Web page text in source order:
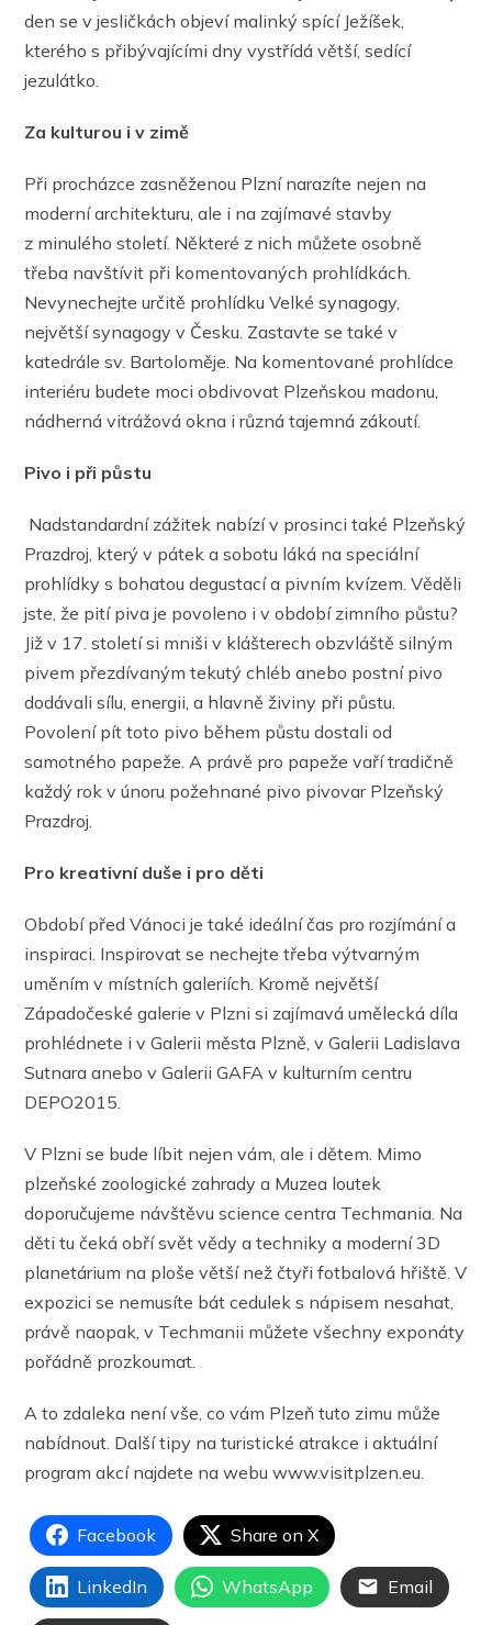
den se v jesličkách objeví malinký spící Ježíšek,
kterého s přibývajícími dny vystřídá větší, sedící
jezulátko.
Za kulturou i v zimě
Při procházce zasněženou Plzní narazíte nejen na
moderní architekturu, ale i na zajímavé stavby
z minulého století. Některé z nich můžete osobně
třeba navštívit při komentovaných prohlídkách.
Nevynechejte určitě prohlídku Velké synagogy,
největší synagogy v Česku. Zastavte se také v
katedrále sv. Bartoloměje. Na komentované prohlídce
interiéru budete moci obdivovat Plzeňskou madonu,
nádherná vitrážová okna i různá tajemná zákoutí.
Pivo i při půstu
Nadstandardní zážitek nabízí v prosinci také Plzeňský
Prazdroj, který v pátek a sobotu láká na speciální
prohlídky s bohatou degustací a pivním kvízem. Věděli
jste, že pití piva je povoleno i v období zimního půstu?
Již v 17. století si mniši v klášterech obzvláště silným
pivem přezdívaným tekutý chléb anebo postní pivo
dodávali sílu, energii, a hlavně živiny při půstu.
Povolení pít toto pivo během půstu dostali od
samotného papeže. A právě pro papeže vaří tradičně
každý rok v únoru požehnané pivo pivovar Plzeňský
Prazdroj.
Pro kreativní duše i pro děti
Období před Vánoci je také ideální čas pro rozjímání a
inspiraci. Inspirovat se nechejte třeba výtvarným
uměním v místních galeriích. Kromě největší
Západočeské galerie v Plzni si zajímavá umělecká díla
prohlédnete i v Galerii města Plzně, v Galerii Ladislava
Sutnara anebo v Galerii GAFA v kulturním centru
DEPO2015.
V Plzni se bude líbit nejen vám, ale i dětem. Mimo
plzeňské zoologické zahrady a Muzea loutek
doporučujeme návštěvu science centra Techmania. Na
děti tu čeká obří svět vědy a techniky a moderní 3D
planetárium na ploše větší než čtyři fotbalová hřiště. V
expozici se nemusíte bát cedulek s nápisem nesahat,
právě naopak, v Techmanii můžete všechny exponáty
pořádně prozkoumat.
A to zdaleka není vše, co vám Plzeň tuto zimu může
nabídnout. Další tipy na turistické atrakce i aktuální
program akcí najdete na webu www.visitplzen.eu.
Facebook Share on X
LinkedIn WhatsApp Email